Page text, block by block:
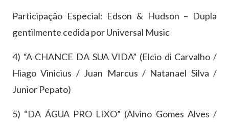
Participação Especial: Edson & Hudson – Dupla
gentilmente cedida por Universal Music
4) “A CHANCE DA SUA VIDA” (Elcio di Carvalho /
Hiago Vinicius / Juan Marcus / Natanael Silva /
Junior Pepato)
5) “DA ÁGUA PRO LIXO” (Alvino Gomes Alves /